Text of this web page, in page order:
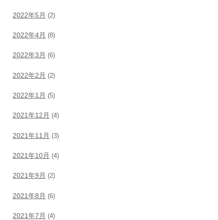
2022年5月 (2)
2022年4月 (8)
2022年3月 (6)
2022年2月 (2)
2022年1月 (5)
2021年12月 (4)
2021年11月 (3)
2021年10月 (4)
2021年9月 (2)
2021年8月 (6)
2021年7月 (4)